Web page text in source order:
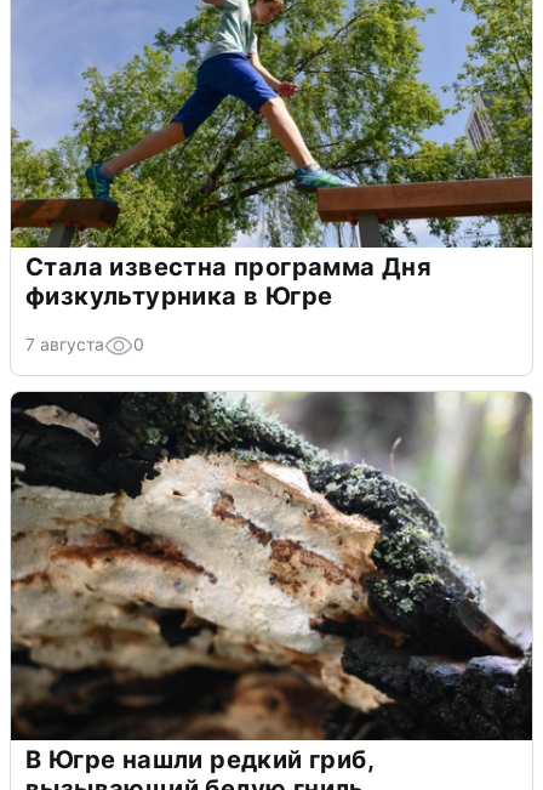
Стала известна программа Дня
физкультурника в Югре
7 августа 0
В Югре нашли редкий гриб,